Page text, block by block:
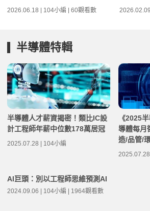
2026.06.18 | 104小編 | 60觀看數
半導體特輯
半導體人才薪資揭密！類比IC設
計工程師年薪中位數178萬居冠
2025.07.28 | 104小編
《2025
導體每月
造/品管/
才近1萬
AI巨頭：別以工程師思維預測AI
2024.09.06 | 104小編 | 1964觀看數